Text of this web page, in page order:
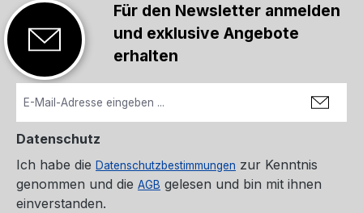
Für den Newsletter anmelden
und exklusive Angebote
erhalten
Datenschutz
Ich habe die Datenschutzbestimmungen zur Kenntnis
genommen und die AGB gelesen und bin mit ihnen
einverstanden.